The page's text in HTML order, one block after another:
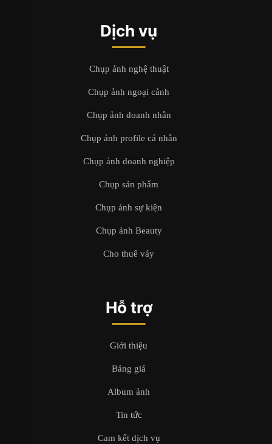
Dịch vụ
Chụp ảnh nghệ thuật
Chụp ảnh ngoại cảnh
Chụp ảnh doanh nhân
Chụp ảnh profile cá nhân
Chụp ảnh doanh nghiệp
Chụp sản phẩm
Chụp ảnh sự kiện
Chụp ảnh Beauty
Cho thuê váy
Hỗ trợ
Giới thiệu
Bảng giá
Album ảnh
Tin tức
Cam kết dịch vụ